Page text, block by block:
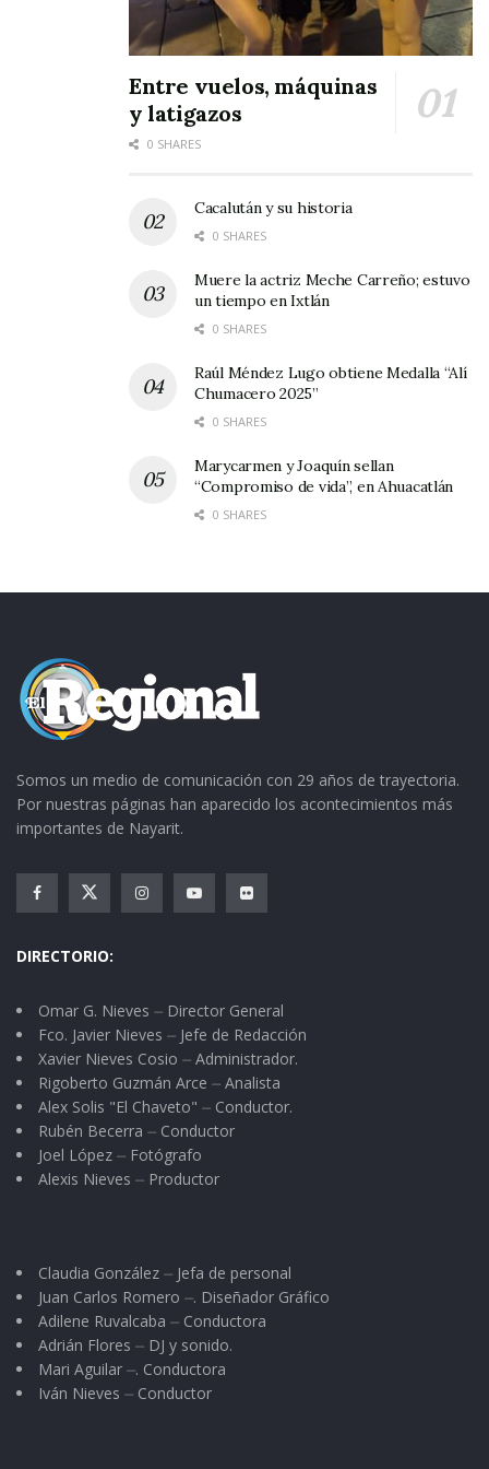
situación que desde luego agradecen y
reconocen.
coronavirus Feria del Elote
Entre vuelos, máquinas
y latigazos
0 SHARES
Cacalután y su historia
0 SHARES
Muere la actriz Meche Carreño; estuvo
un tiempo en Ixtlán
0 SHARES
Raúl Méndez Lugo obtiene Medalla “Alí
Chumacero 2025”
0 SHARES
Marycarmen y Joaquín sellan
“Compromiso de vida”, en Ahuacatlán
0 SHARES
Somos un medio de comunicación con 29 años de trayectoria.
Por nuestras páginas han aparecido los acontecimientos más
importantes de Nayarit.
DIRECTORIO:
Omar G. Nieves ⏤ Director General
Fco. Javier Nieves ⏤ Jefe de Redacción
Xavier Nieves Cosio ⏤ Administrador.
Rigoberto Guzmán Arce ⏤ Analista
Alex Solis "El Chaveto" ⏤ Conductor.
Rubén Becerra ⏤ Conductor
Joel López ⏤ Fotógrafo
Alexis Nieves ⏤ Productor
Claudia González ⏤ Jefa de personal
Juan Carlos Romero ⏤. Diseñador Gráfico
Adilene Ruvalcaba ⏤ Conductora
Adrián Flores ⏤ DJ y sonido.
Mari Aguilar ⏤. Conductora
Iván Nieves ⏤ Conductor